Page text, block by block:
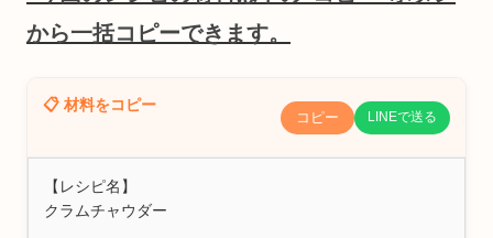
から一括コピーできます。
📋 材料をコピー
コピー LINEで送る
【レシピ名】
クラムチャウダー